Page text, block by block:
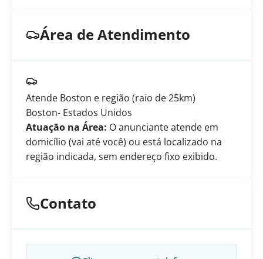
Área de Atendimento
Atende Boston e região (raio de 25km)
Boston- Estados Unidos
Atuação na Área: O anunciante atende em
domicílio (vai até você) ou está localizado na
região indicada, sem endereço fixo exibido.
Contato